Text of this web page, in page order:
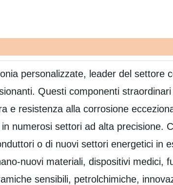
personalizzate, leader del settore
Questi componenti
e resistenza alla corrosione
numerosi settori ad alta precisione.
o di nuovi settori energetici in
nuovi materiali, dispositivi medici,
sensibili, petrolchimiche,